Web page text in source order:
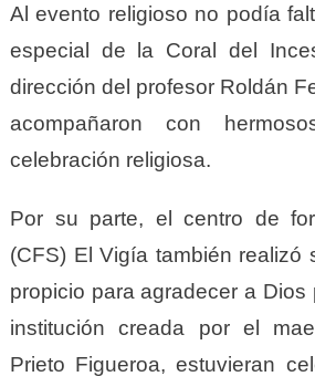
Al evento religioso no podía
especial de la Coral del
dirección del profesor Roldán
acompañaron con
celebración religiosa.
Por su parte, el centro de
(CFS) El Vigía también realizó
propicio para agradecer a Dios
institución creada por el
Prieto Figueroa, estuvieran